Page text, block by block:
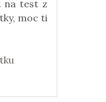
na test z
moc ti